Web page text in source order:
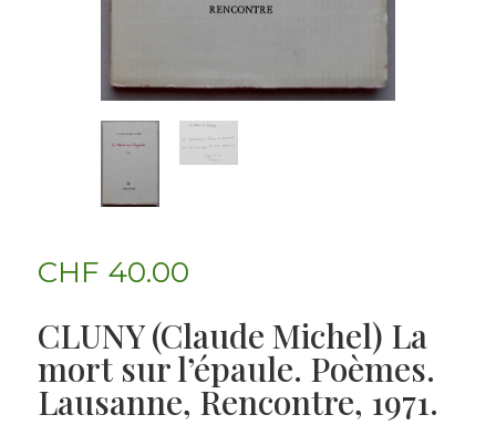
CHF 40.00
CLUNY (Claude Michel) La
mort sur l’épaule. Poèmes.
Lausanne, Rencontre, 1971.